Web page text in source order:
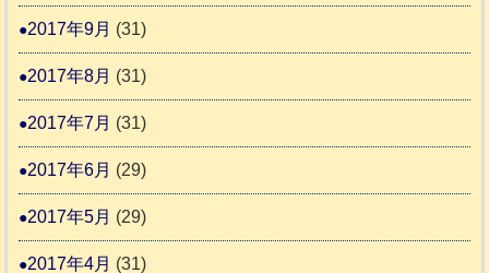
2017年9月 (31)
2017年8月 (31)
2017年7月 (31)
2017年6月 (29)
2017年5月 (29)
2017年4月 (31)